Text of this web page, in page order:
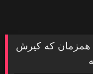
همزمان که کیرش